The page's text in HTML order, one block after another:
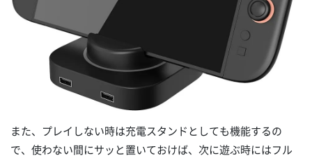
また、プレイしない時は充電スタンドとしても機能するの
で、使わない間にサッと置いておけば、次に遊ぶ時にはフル